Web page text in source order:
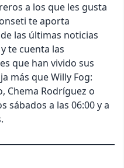
a los que les gusta
te aporta
las últimas noticias
te cuenta las
que han vivido sus
más que Willy Fog:
Chema Rodríguez o
sábados a las 06:00 y a
Cancel